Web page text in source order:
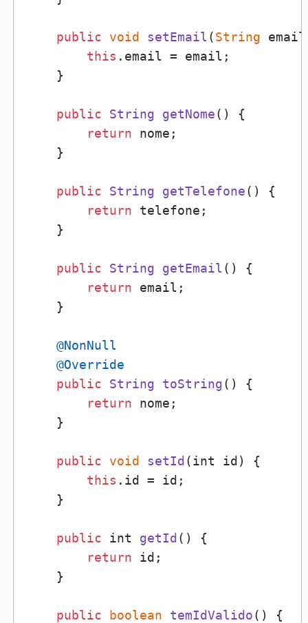
public void setEmail (String email
this . email = email;
    }
public String getNome( ) {
return nome;
    }
public String getTelefone( ) {
return telefone;
    }
public String getEmail ( ) {
return email;
    }
@NonNull
@Override
public
String toString( ) {
return nome;
    }
public void setId (int id ) {
this . id
= id;
    }
public int getId ( ) {
return id;
    }
public boolean temIdValido( ) {